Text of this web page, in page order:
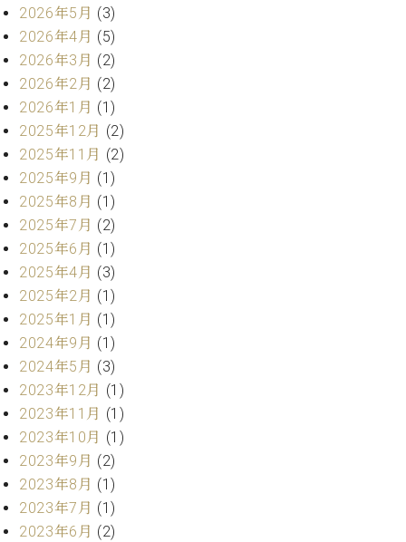
律
師
紹
調
律
料
金
表
問
い
合
わ
せ
尾山調律師のブ
ログ Die
Musikgasse（音
楽の小道）
2026年5月 (3)
2026年4月 (5)
2026年3月 (2)
2026年2月 (2)
2026年1月 (1)
2025年12月 (2)
2025年11月 (2)
2025年9月 (1)
2025年8月 (1)
2025年7月 (2)
2025年6月 (1)
2025年4月 (3)
2025年2月 (1)
2025年1月 (1)
2024年9月 (1)
2024年5月 (3)
2023年12月 (1)
2023年11月 (1)
2023年10月 (1)
2023年9月 (2)
2023年8月 (1)
2023年7月 (1)
2023年6月 (2)